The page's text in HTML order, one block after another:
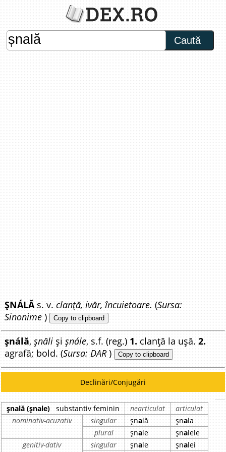
Caută
ȘNÁLĂs. v.clanță, ivăr, încuietoare. (Sursa:
Sinonime ) Copy to clipboard
șnálă,șnăli șișnále, s.f. (reg.) 1. clanță la ușă.2.
agrafă; bold. (Sursa: DAR) Copy to clipboard
Declinări/Conjugări
șnală (șnale) substantiv feminin nearticulat
articulat
nominativ-acuzativ
singular șnală șnala
plural
șnale șnalele
genitiv-dativ
singular șnale șnalei